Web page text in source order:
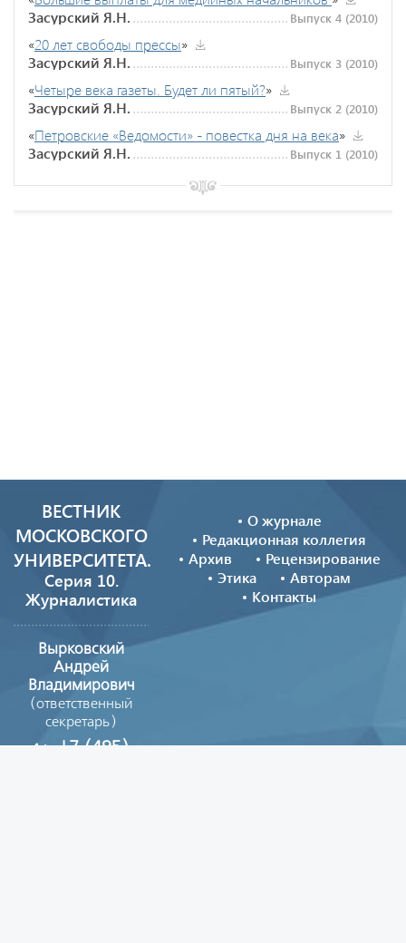
Засурский Я.Н.
Выпуск 4 (2010)
«20 лет свободы прессы»
Засурский Я.Н.
Выпуск 3 (2010)
«Четыре века газеты. Будет ли пятый?»
Засурский Я.Н.
Выпуск 2 (2010)
«Петровские «Ведомости» - повестка дня на века»
Засурский Я.Н.
Выпуск 1 (2010)
ВЕСТНИК
МОСКОВСКОГО
УНИВЕРСИТЕТА.
Серия 10.
Журналистика
Вырковский
Андрей
Владимирович
(ответственный
секретарь)
+7 (495)
О журнале
Редакционная коллегия
Архив
Рецензирование
Этика
Авторам
Контакты